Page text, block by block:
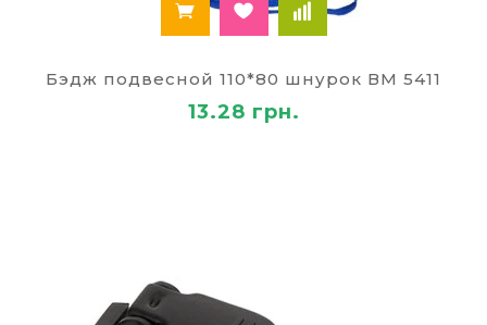
Бэдж подвесной 110*80 шнурок ВМ 5411
13.28 грн.